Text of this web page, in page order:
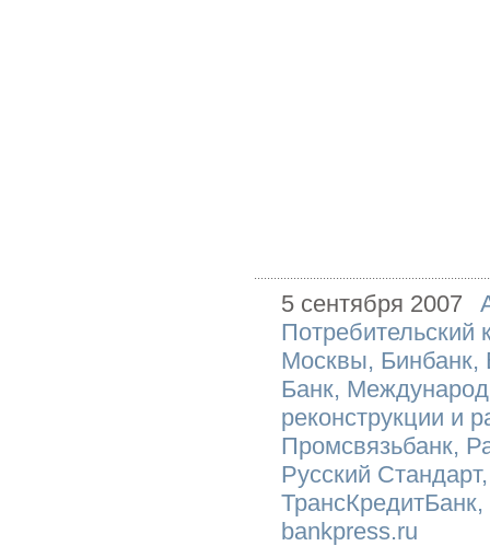
5 сентября 2007
Потребительский
Москвы, Бинбанк,
Банк,
реконструкции и
Промсвязьбанк,
Русский Стандарт
ТрансКредитБанк,
bankpress.ru